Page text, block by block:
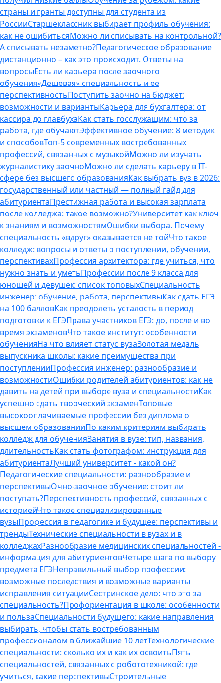
страны и гранты доступны для студента из
РоссииСтаршеклассник выбирает профиль обучения:
как не ошибитьсяМожно ли списывать на контрольной?
А списывать незаметно?Педагогическое образование
дистанционно – как это происходит. Ответы на
вопросыЕсть ли карьера после заочного
обучения«Дешевая» специальность и ее
перспективностьПоступить заочно на бюджет:
возможности и вариантыКарьера для бухгалтера: от
кассира до главбухаКак стать госслужащим: что за
работа, где обучаютЭффективное обучение: 8 методик
и способовТоп-5 современных востребованных
профессий, связанных с музыкойМожно ли изучать
журналистику заочноМожно ли сделать карьеру в IT-
сфере без высшего образованияКак выбрать вуз в 2026:
государственный или частный — полный гайд для
абитуриентаПрестижная работа и высокая зарплата
после колледжа: такое возможно?Университет как ключ
к знаниям и возможностямОшибки выбора. Почему
специальность «вдруг» оказывается не тойЧто такое
колледж: вопросы и ответы о поступлении, обучении,
перспективахПрофессия архитектора: где учиться, что
нужно знать и уметьПрофессии после 9 класса для
юношей и девушек: список топовыхСпециальность
инженер: обучение, работа, перспективыКак сдать ЕГЭ
на 100 балловКак преодолеть усталость в период
подготовки к ЕГЭПрава участников ЕГЭ: до, после и во
время экзаменовЧто такое институт: особенности
обученияНа что влияет статус вузаЗолотая медаль
выпускника школы: какие преимущества при
поступленииПрофессия инженер: разнообразие и
возможностиОшибки родителей абитуриентов: как не
давить на детей при выборе вуза и специальностиКак
успешно сдать творческий экзаменТоповые
высокооплачиваемые профессии без диплома о
высшем образованииПо каким критериям выбирать
колледж для обученияЗанятия в вузе: тип, названия,
длительностьКак стать фотографом: инструкция для
абитуриентаЛучший университет - какой он?
Педагогические специальности: разнообразие и
перспективыОчно-заочное обучение: стоит ли
поступать?Перспективность профессий, связанных с
историейЧто такое специализированные
вузыПрофессия в педагогике и будущее: перспективы и
трендыТехнические специальности в вузах и в
колледжахРазнообразие медицинских специальностей -
информация для абитуриентовЧетыре шага по выбору
предмета ЕГЭНеправильный выбор профессии:
возможные последствия и возможные варианты
исправления ситуацииСестринское дело: что это за
специальность?Профориентация в школе: особенности
и пользаСпециальности будущего: какие направления
выбирать, чтобы стать востребованным
профессионалом в ближайшие 10 летТехнологические
специальности: сколько их и как их освоитьПять
специальностей, связанных с робототехникой: где
учиться, какие перспективыСтроительные